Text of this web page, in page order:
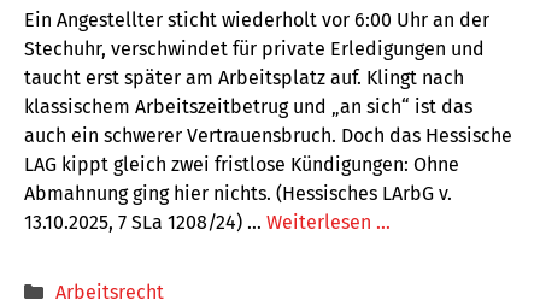
Ein Angestellter sticht wiederholt vor 6:00 Uhr an der
Stechuhr, verschwindet für private Erledigungen und
taucht erst später am Arbeitsplatz auf. Klingt nach
klassischem Arbeitszeitbetrug und „an sich“ ist das
auch ein schwerer Vertrauensbruch. Doch das Hessische
LAG kippt gleich zwei fristlose Kündigungen: Ohne
Abmahnung ging hier nichts. (Hessisches LArbG v.
13.10.2025, 7 SLa 1208/24) … Weiterlesen …
Kategorien
Arbeitsrecht